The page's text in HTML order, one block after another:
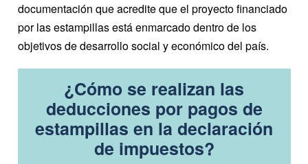
documentación que acredite que el proyecto financiado
por las estampillas está enmarcado dentro de los
objetivos de desarrollo social y económico del país.
¿Cómo se realizan las
deducciones por pagos de
estampillas en la declaración
de impuestos?